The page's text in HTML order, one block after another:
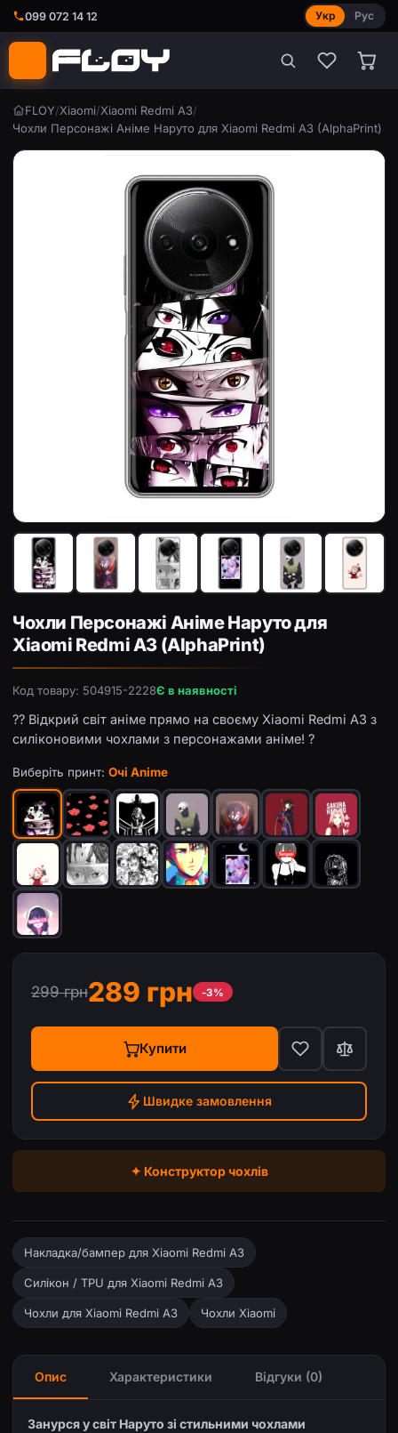
099 072 14 12 Укр Рус
FLOY/Xiaomi/Xiaomi Redmi A3/
Чохли Персонажі Аніме Наруто для Xiaomi Redmi A3 (AlphaPrint)
Чохол з принтом «Очі Anime» для Xiaomi Redmi A3
Чохли Персонажі Аніме Наруто для
Xiaomi Redmi A3 (AlphaPrint)
Код товару: 504915-2228Є в наявності
?? Відкрий світ аніме прямо на своєму Xiaomi Redmi A3 з
силіконовими чохлами з персонажами аніме! ?
Виберіть принт: Очі Anime
299 грн289 грн -3%
Купити
Швидке замовлення
✦ Конструктор чохлів
Накладка/бампер для Xiaomi Redmi A3
Силікон / TPU для Xiaomi Redmi A3
Чохли для Xiaomi Redmi A3 Чохли Xiaomi
Опис Характеристики Відгуки (0)
Занурся у світ Наруто зі стильними чохлами